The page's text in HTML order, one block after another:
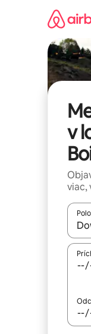
v
viac,